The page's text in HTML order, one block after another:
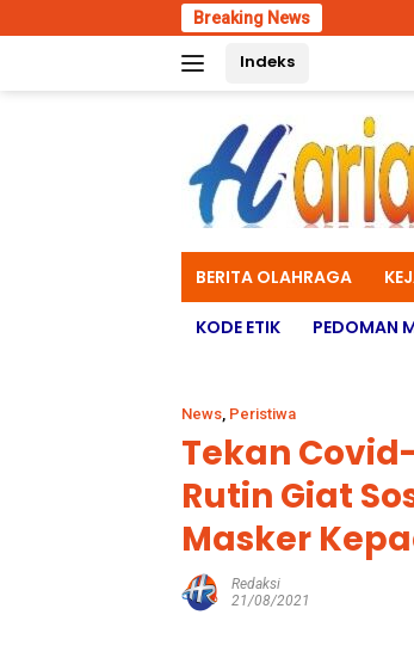
to
Breaking News
Indeks
BERITA OLAHRAGA
KODE ETIK PEDOMAN
News, Peristiwa
Tekan
Rutin Giat
Masker
Redaksi
21/08/2021